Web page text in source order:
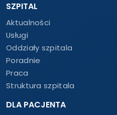
SZPITAL
Aktualności
Usługi
Oddziały szpitala
Poradnie
Praca
Struktura szpitala
DLA PACJENTA